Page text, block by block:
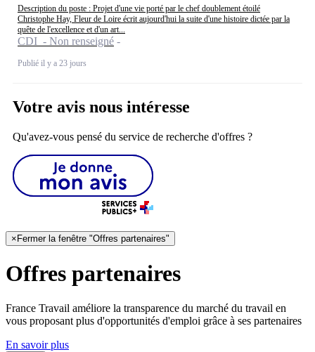
Description du poste : Projet d'une vie porté par le chef doublement étoilé
Christophe Hay, Fleur de Loire écrit aujourd'hui la suite d'une histoire dictée par la
quête de l'excellence et d'un art...
CDI - Non renseigné
Publié il y a 23 jours
Votre avis nous intéresse
Qu'avez-vous pensé du service de recherche d'offres ?
× Fermer la fenêtre "Offres partenaires"
Offres partenaires
France Travail améliore la transparence du marché du travail en
vous proposant plus d'opportunités d'emploi grâce à ses partenaires
En savoir plus